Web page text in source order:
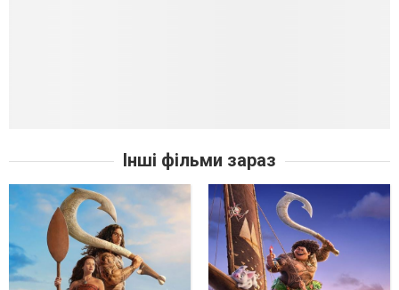
Інші фільми зараз